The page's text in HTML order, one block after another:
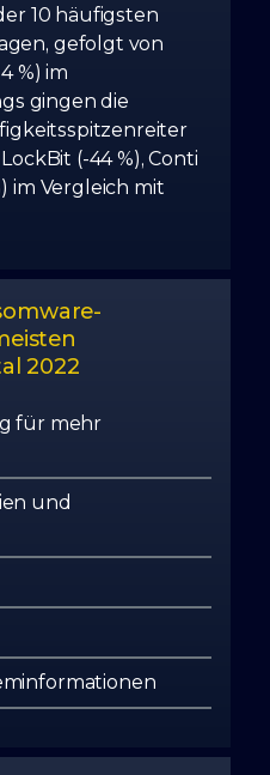
10 häufigsten
gefolgt von
%) im
gingen die
(-44 %), Conti
im Vergleich mit
2022
für mehr
und